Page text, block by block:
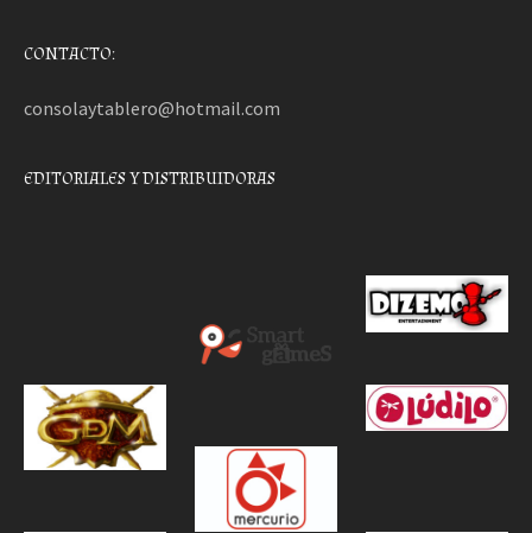
CONTACTO:
consolaytablero@hotmail.com
EDITORIALES Y DISTRIBUIDORAS